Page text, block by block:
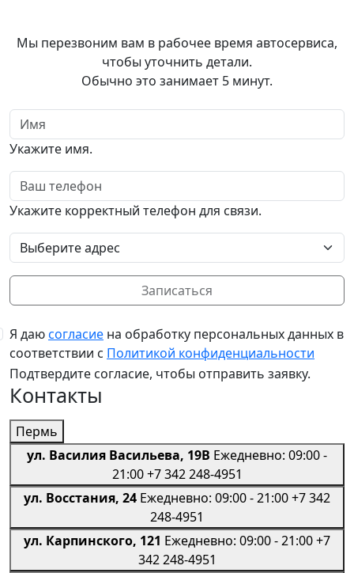
Мы перезвоним вам в рабочее время автосервиса,
чтобы уточнить детали.
Обычно это занимает 5 минут.
Имя
Укажите имя.
Телефон
Укажите корректный телефон для связи.
Выбор адреса
Записаться
Я даюсогласие на обработку персональных данных в
соответствии с Политикой конфиденциальности
Подтвердите согласие, чтобы отправить заявку.
Контакты
Пермь
ул. Василия Васильева, 19В Ежедневно: 09:00 -
21:00+7 342 248-4951
ул. Восстания, 24 Ежедневно: 09:00 - 21:00+7 342
248-4951
ул. Карпинского, 121 Ежедневно: 09:00 - 21:00+7
342 248-4951